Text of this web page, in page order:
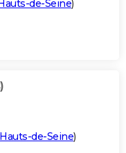
Hauts-de-Seine)
Hauts-de-Seine)